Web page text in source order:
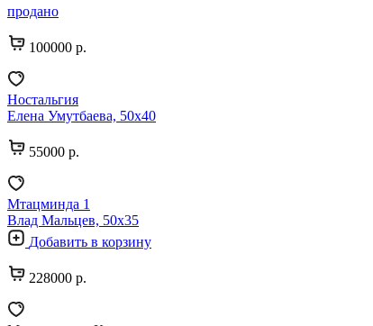
продано
100000 р.
Ностальгия
Елена Умутбаева, 50х40
55000 р.
Мтацминда 1
Влад Мальцев, 50х35
Добавить в корзину
228000 р.